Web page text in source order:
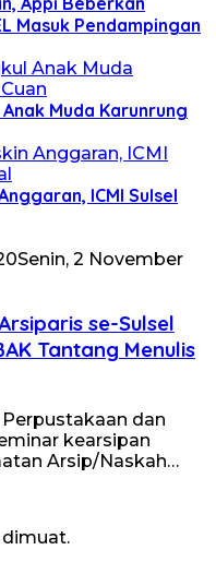
Masuk Pendampingan
Muda Karunrung
ICMI Sulsel
Senin, 2 November
se-Sulsel
Tantang Menulis
Perpustakaan dan
kearsipan
Arsip/Naskah…